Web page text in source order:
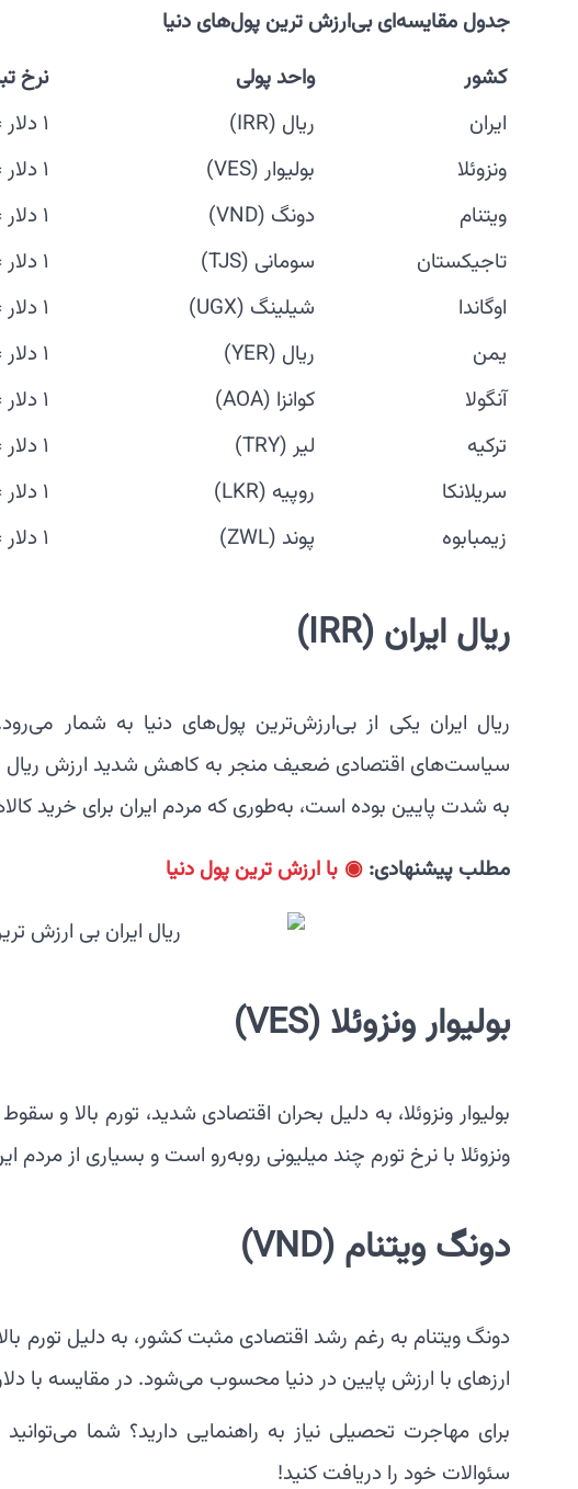
جدول مقایسه‌ای بی‌ارزش ترین پول‌های دنیا
کشور
واحد پولی نرخ
ایران
ریال (IRR)
۱ دلار = ۸۱۰,۰۰۰ ریال
ونزوئلا
بولیوار (VES)
۱ دلار = ۶۰,۰۰۰,۰۰۰ بولیوار
ویتنام
دونگ (VND)
۱ دلار = ۲۴,۰۰۰ دونگ
تاجیکستان
سومانی (TJS)
۱ دلار = ۱۱,۰۰۰ سومانی
اوگاندا
شیلینگ (UGX)
۱ دلار = ۳,۶۰۰ شیلینگ
یمن
ریال (YER)
۱ دلار = ۲۵۰ ریال یمن
آنگولا
کوانزا (AOA)
۱ دلار = ۵۰۰ کوانزا
ترکیه
لیر (TRY)
۱ دلار = ۲۷ لیر ترکیه
سریلانکا
روپیه (LKR)
۱ دلار = ۳۳۰ روپیه
زیمبابوه
پوند (ZWL) ۱ دلار = ۳۵۰,۰۰۰,۰۰۰ پوند
ریال ایران (IRR)
ریال ایران یکی از بی‌ارزش‌ترین پول‌های دنیا به شمار
سیاست‌های اقتصادی ضعیف منجر به کاهش شدید ارزش ریال
به شدت پایین بوده است، به‌طوری که مردم ایران برای خرید
مطلب پیشنهادی:
با ارزش ترین پول دنیا
بولیوار ونزوئلا (VES)
بولیوار ونزوئلا، به دلیل بحران اقتصادی شدید، تورم بالا و
ونزوئلا با نرخ تورم چند میلیونی روبه‌رو است و بسیاری از مردم
دونگ ویتنام (VND)
دونگ ویتنام به رغم رشد اقتصادی مثبت کشور، به دلیل تورم
ارزهای با ارزش پایین در دنیا محسوب می‌شود. در مقایسه با
برای مهاجرت تحصیلی نیاز به راهنمایی دارید؟ شما
سئوالات خود را دریافت کنید!